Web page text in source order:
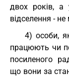
двох років, а
відселення -
4) особи,
працюють чи
посиленого
що вони за